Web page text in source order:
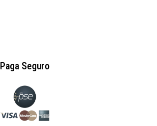
Paga Seguro